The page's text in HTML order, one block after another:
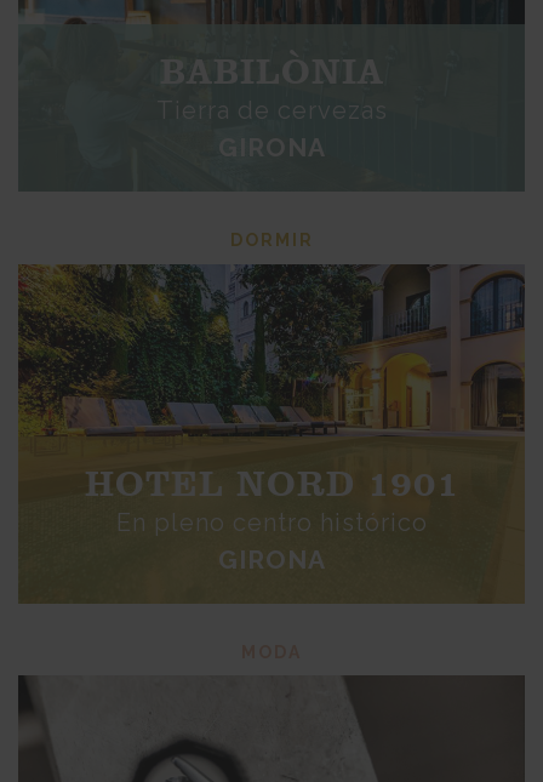
BABILÒNIA
Tierra de cervezas
GIRONA
DORMIR
HOTEL NORD 1901
En pleno centro histórico
GIRONA